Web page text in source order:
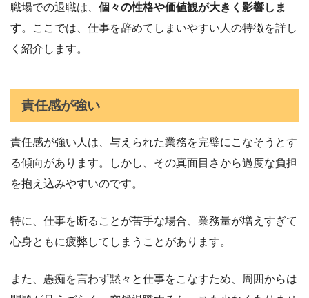
職場での退職は、 個々の性格や価値観が大きく影響しま
す。ここでは、仕事を辞めてしまいやすい人の特徴を詳し
く紹介します。
責任感が強い
責任感が強い人は、与えられた業務を完璧にこなそうとす
る傾向があります。しかし、その真面目さから過度な負担
を抱え込みやすいのです。
特に、仕事を断ることが苦手な場合、業務量が増えすぎて
心身ともに疲弊してしまうことがあります。
また、愚痴を言わず黙々と仕事をこなすため、周囲からは